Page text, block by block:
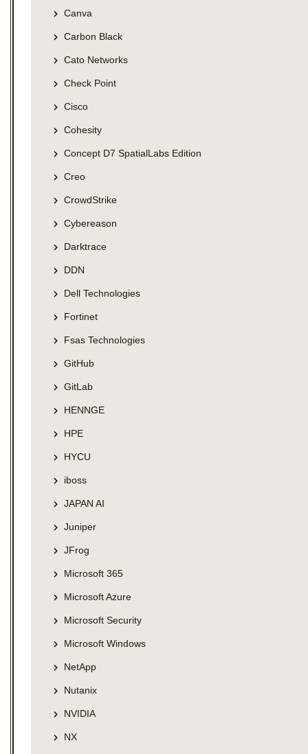
Canva
Carbon Black
Cato Networks
Check Point
Cisco
Cohesity
Concept D7 SpatialLabs Edition
Creo
CrowdStrike
Cybereason
Darktrace
DDN
Dell Technologies
Fortinet
Fsas Technologies
GitHub
GitLab
HENNGE
HPE
HYCU
iboss
JAPAN AI
Juniper
JFrog
Microsoft 365
Microsoft Azure
Microsoft Security
Microsoft Windows
NetApp
Nutanix
NVIDIA
NX